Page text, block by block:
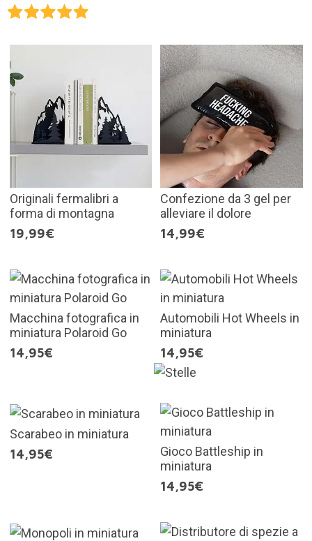
Originali fermalibri a
forma di montagna
19,99€
Confezione da 3 gel per
alleviare il dolore
14,99€
Macchina fotografica in
miniatura Polaroid Go
14,95€
Automobili Hot Wheels in
miniatura
14,95€
Scarabeo in miniatura
14,95€
Gioco Battleship in
miniatura
14,95€